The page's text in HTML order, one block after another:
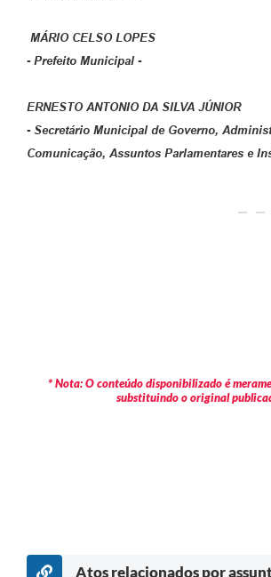
MÁRIO CELSO LOPES
- Prefeito Municipal -
ERNESTO ANTONIO DA SILVA JÚNIOR
- Secretário Municipal de Governo,
Comunicação, Assuntos Parlamentares e
* Nota: O conteúdo disponibilizado é
substituindo o original
Atos relacionados por